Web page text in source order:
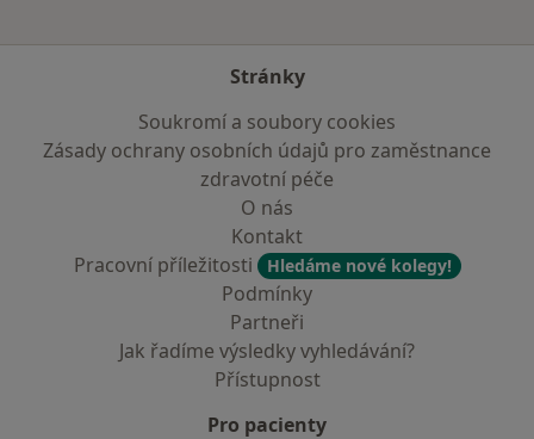
Stránky
Soukromí a soubory cookies
Zásady ochrany osobních údajů pro zaměstnance
zdravotní péče
O nás
Kontakt
Pracovní příležitosti
Hledáme nové kolegy!
Podmínky
Partneři
Jak řadíme výsledky vyhledávání?
Přístupnost
Pro pacienty